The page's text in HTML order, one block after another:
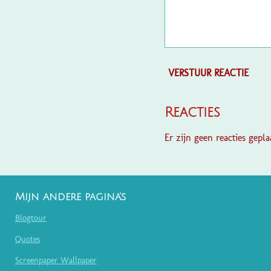
VERSTUUR REACTIE
Reacties
Er zijn geen reacties
Mijn andere pagina's
Blogtour
Quotes
Screenpaper Wallpaper